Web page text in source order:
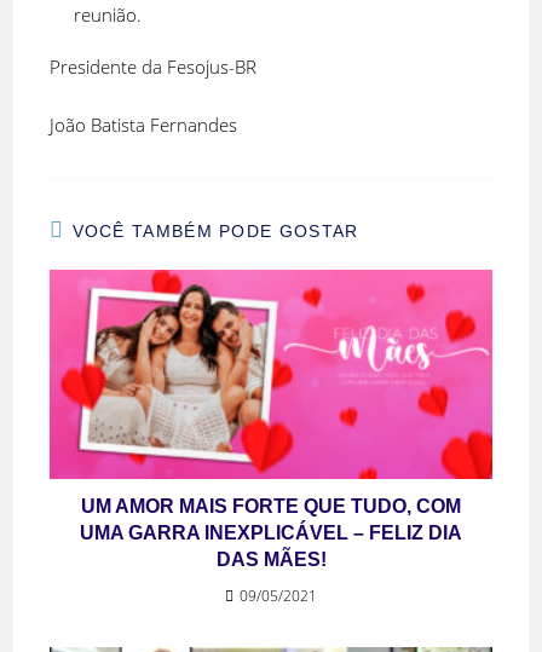
reunião.
Presidente da Fesojus-BR
João Batista Fernandes
VOCÊ TAMBÉM PODE GOSTAR
UM AMOR MAIS FORTE QUE TUDO, COM
UMA GARRA INEXPLICÁVEL – FELIZ DIA
DAS MÃES!
09/05/2021